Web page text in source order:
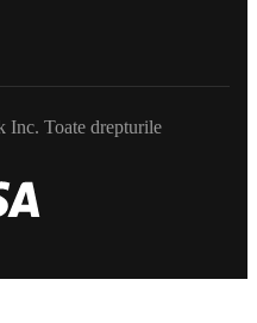
Toate drepturile